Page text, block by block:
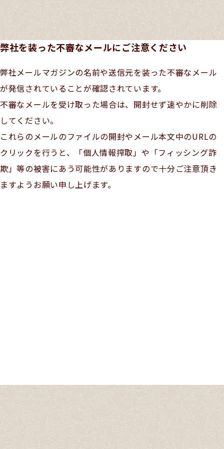
弊社を装った不審なメールにご注意ください
弊社メールマガジンの名前や送信元を装った不審なメール
が発信されていることが確認されています。
不審なメールを受け取った場合は、開封せず速やかに削除
してください。
これらのメールのファイルの開封やメール本文中のURLの
クリックを行うと、「個人情報搾取」や「フィッシング詐
欺」等の被害にあう可能性がありますので十分ご注意頂き
ますようお願い申し上げます。